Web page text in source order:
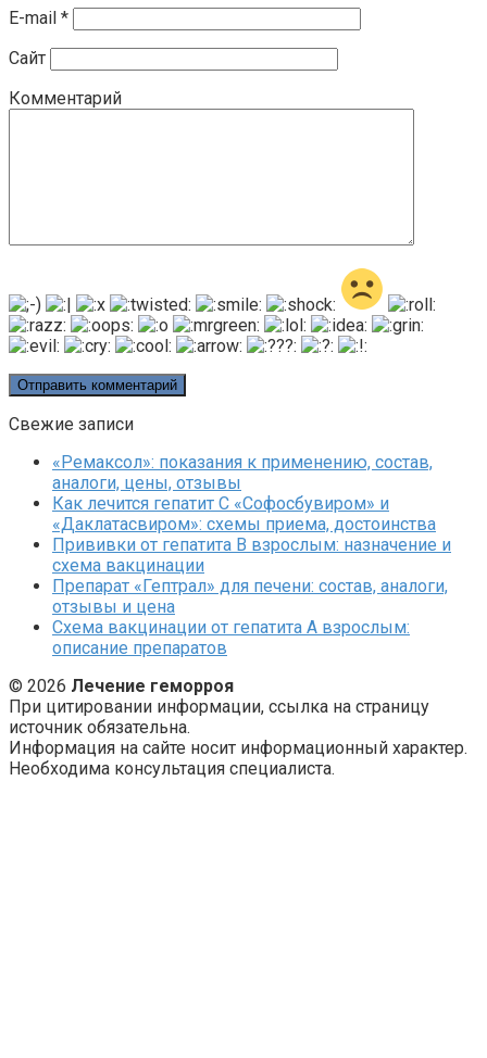
E-mail *
Сайт
Комментарий
Свежие записи
«Ремаксол»: показания к применению, состав,
аналоги, цены, отзывы
Как лечится гепатит C «Софосбувиром» и
«Даклатасвиром»: схемы приема, достоинства
Прививки от гепатита В взрослым: назначение и
схема вакцинации
Препарат «Гептрал» для печени: состав, аналоги,
отзывы и цена
Схема вакцинации от гепатита А взрослым:
описание препаратов
© 2026 Лечение геморроя
При цитировании информации, ссылка на страницу
источник обязательна.
Информация на сайте носит информационный характер.
Необходима консультация специалиста.